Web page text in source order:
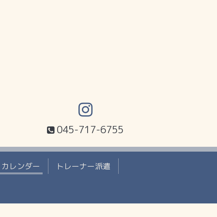
045-717-6755
カレンダー トレーナー派遣